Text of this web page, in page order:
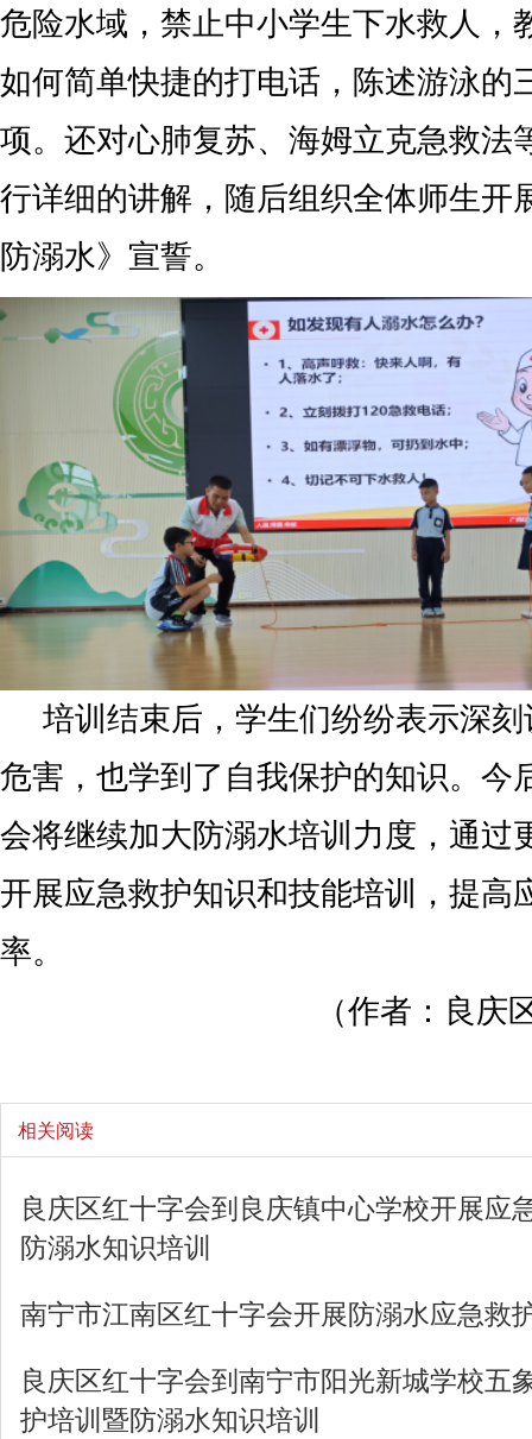
危险水域，禁止中小学生下水救人，
如何简单快捷的打电话，陈述游泳的
项。还对心肺复苏、海姆立克急救法
行详细的讲解，随后组织全体师生开
防溺水》宣誓。
培训结束后，学生们纷纷表示深
危害，也学到了自我保护的知识。今
会将继续加大防溺水培训力度，通过
开展应急救护知识和技能培训，提高
率。
（作者：良庆
相关阅读
良庆区红十字会到良庆镇中心学校开展应
防溺水知识培训
南宁市江南区红十字会开展防溺水应急救
良庆区红十字会到南宁市阳光新城学校五
护培训暨防溺水知识培训